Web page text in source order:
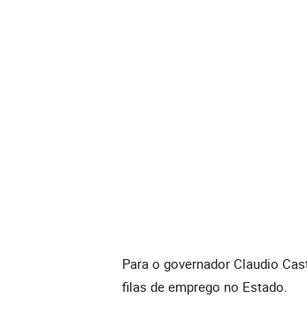
Para o governador Claudio
filas de emprego no Estado.